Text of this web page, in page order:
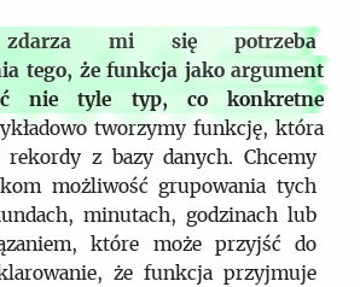
zdarza mi się potrzeba
tego, że funkcja jako argument
nie tyle typ, co konkretne
tworzymy funkcję, która
rekordy z bazy danych. Chcemy
możliwość grupowania tych
minutach, godzinach lub
które może przyjść do
że funkcja przyjmuje